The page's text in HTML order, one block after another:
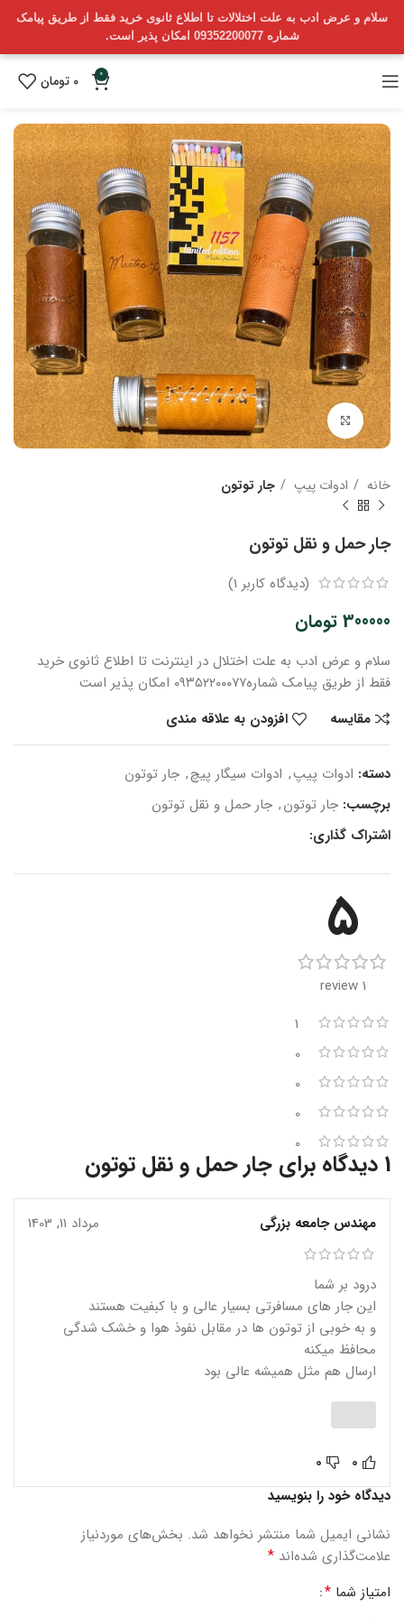
سلام و عرض ادب به علت اختلالات تا اطلاع ثانوی خرید فقط از طریق پیامک
شماره 09352200077 امکان پذیر است.
0
0 تومان
بزرگنمایی تصویر
خانه ادوات پیپ جار توتون
جار حمل و نقل توتون
(دیدگاه کاربر 1
)
300000 تومان
سلام و عرض ادب به علت اختلال در اینترنت تا اطلاع ثانوی خرید
فقط از طریق پیامک شماره۰۹۳۵۲۲۰۰۰۷۷ امکان پذیر است
مقایسه
افزودن به علاقه مندی
دسته: ادوات پیپ, ادوات سیگار پیچ, جار توتون
برچسب: جار توتون, جار حمل و نقل توتون
اشتراک گذاری:
5
1 review
1
0
0
0
0
1 دیدگاه برای جار حمل و نقل توتون
مهندس جامعه بزرگی مرداد 11, 1403
درود بر شما
این جار های مسافرتی بسیار عالی و با کبفیت هستند
و به خوبی از توتون ها در مقابل نفوذ هوا و خشک شدگی
محافظ میکنه
ارسال هم مثل همیشه عالی بود
0
0
دیدگاه خود را بنویسید
نشانی ایمیل شما منتشر نخواهد شد. بخش‌های موردنیاز
علامت‌گذاری شده‌اند *
امتیاز شما *